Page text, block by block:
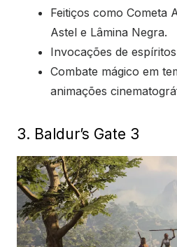
Feitiços como Cometa
Astel e Lâmina Negra.
Invocações de
Combate mágico em
animações
3. Baldur’s Gate 3